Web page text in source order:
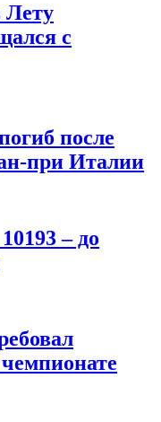
Лету
с
после
при Италии
– до